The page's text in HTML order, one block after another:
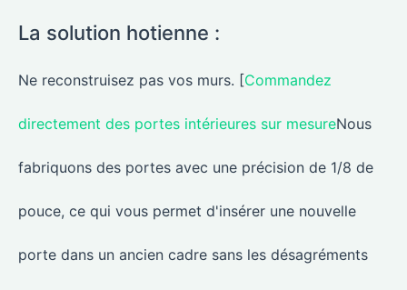
La solution hotienne :
Ne reconstruisez pas vos murs. [Commandez
directement des portes intérieures sur mesureNous
fabriquons des portes avec une précision de 1/8 de
pouce, ce qui vous permet d'insérer une nouvelle
porte dans un ancien cadre sans les désagréments